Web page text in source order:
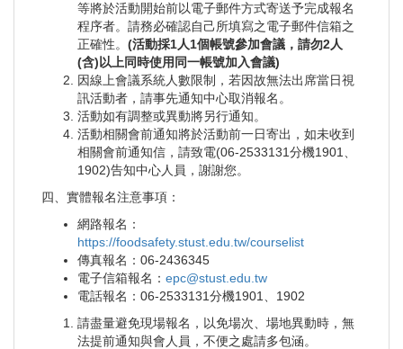
等將於活動開始前以電子郵件方式寄送予完成報名
程序者。請務必確認自己所填寫之電子郵件信箱之
正確性。 (活動採1人1個帳號參加會議，請勿2人
(含)以上同時使用同一帳號加入會議)
因線上會議系統人數限制，若因故無法出席當日視
訊活動者，請事先通知中心取消報名。
活動如有調整或異動將另行通知。
活動相關會前通知將於活動前一日寄出，如未收到
相關會前通知信，請致電(06-2533131分機1901、
1902)告知中心人員，謝謝您。
四、實體報名注意事項：
網路報名：
https://foodsafety.stust.edu.tw/courselist
傳真報名：06-2436345
電子信箱報名： epc@stust.edu.tw
電話報名：06-2533131分機1901、1902
請盡量避免現場報名，以免場次、場地異動時，無
法提前通知與會人員，不便之處請多包涵。